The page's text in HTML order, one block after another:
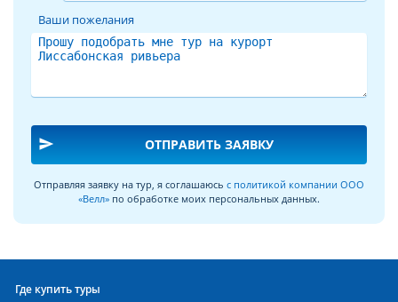
Ваши пожелания
send ОТПРАВИТЬ ЗАЯВКУ
Отправляя заявку на тур, я соглашаюсь с политикой компании ООО
«Велл» по обработке моих персональных данных.
Где купить туры